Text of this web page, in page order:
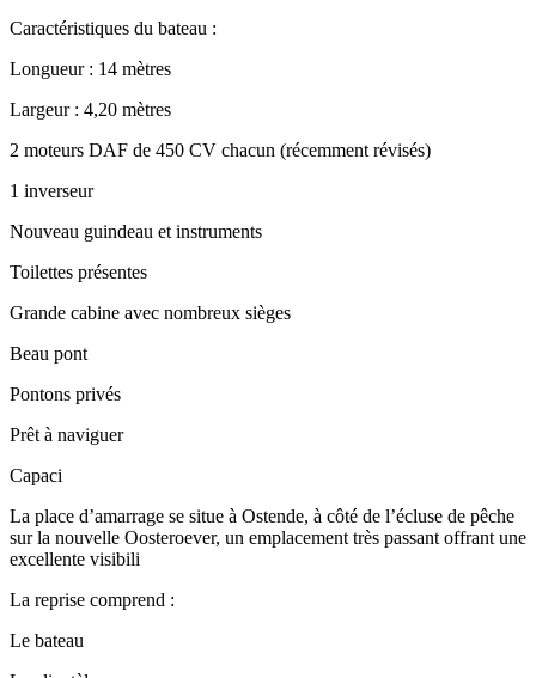
Caractéristiques du bateau :
Longueur : 14 mètres
Largeur : 4,20 mètres
2 moteurs DAF de 450 CV chacun (récemment révisés)
1 inverseur
Nouveau guindeau et instruments
Toilettes présentes
Grande cabine avec nombreux sièges
Beau pont
Pontons privés
Prêt à naviguer
Capaci
La place d’amarrage se situe à Ostende, à côté de l’écluse de pêche
sur la nouvelle Oosteroever, un emplacement très passant offrant une
excellente visibili
La reprise comprend :
Le bateau